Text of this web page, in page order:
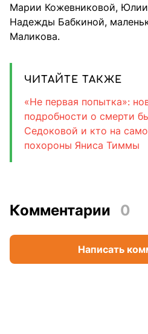
Марии Кожевниковой, Юлии
Надежды Бабкиной,
Маликова.
ЧИТАЙТЕ ТАКЖЕ
«Не первая попытка»:
подробности о смерти
Седоковой и кто на
похороны Яниса Тиммы
Комментарии 0
Написать